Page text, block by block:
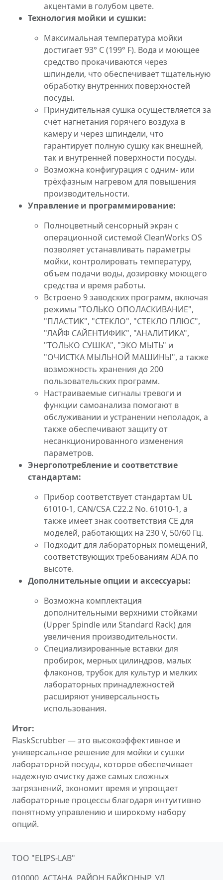
акцентами в голубом цвете.
Технология мойки и сушки:
Максимальная температура мойки
достигает 93° C (199° F). Вода и моющее
средство прокачиваются через
шпиндели, что обеспечивает тщательную
обработку внутренних поверхностей
посуды.
Принудительная сушка осуществляется за
счёт нагнетания горячего воздуха в
камеру и через шпиндели, что
гарантирует полную сушку как внешней,
так и внутренней поверхности посуды.
Возможна конфигурация с одним- или
трёхфазным нагревом для повышения
производительности.
Управление и программирование:
Полноцветный сенсорный экран с
операционной системой CleanWorks OS
позволяет устанавливать параметры
мойки, контролировать температуру,
объем подачи воды, дозировку моющего
средства и время работы.
Встроено 9 заводских программ, включая
режимы "ТОЛЬКО ОПОЛАСКИВАНИЕ",
"ПЛАСТИК", "СТЕКЛО", "СТЕКЛО ПЛЮС",
"ЛАЙФ САЙЕНТИФИК", "АНАЛИТИКА",
"ТОЛЬКО СУШКА", "ЭКО МЫТЬ" и
"ОЧИСТКА МЫЛЬНОЙ МАШИНЫ", а также
возможность хранения до 200
пользовательских программ.
Настраиваемые сигналы тревоги и
функции самоанализа помогают в
обслуживании и устранении неполадок, а
также обеспечивают защиту от
несанкционированного изменения
параметров.
Энергопотребление и соответствие
стандартам:
Прибор соответствует стандартам UL
61010-1, CAN/CSA C22.2 No. 61010-1, а
также имеет знак соответствия CE для
моделей, работающих на 230 V, 50/60 Гц.
Подходит для лабораторных помещений,
соответствующих требованиям ADA по
высоте.
Дополнительные опции и аксессуары:
Возможна комплектация
дополнительными верхними стойками
(Upper Spindle или Standard Rack) для
увеличения производительности.
Специализированные вставки для
пробирок, мерных цилиндров, малых
флаконов, трубок для культур и мелких
лабораторных принадлежностей
расширяют универсальность
использования.
Итог:
FlaskScrubber — это высокоэффективное и
универсальное решение для мойки и сушки
лабораторной посуды, которое обеспечивает
надежную очистку даже самых сложных
загрязнений, экономит время и упрощает
лабораторные процессы благодаря интуитивно
понятному управлению и широкому набору
опций.
ТОО "ELIPS-LAB"